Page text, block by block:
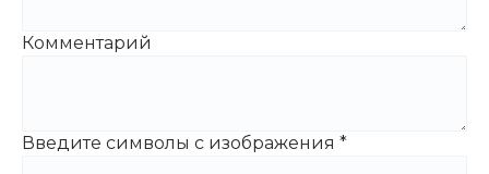
Комментарий
Введите символы с изображения *